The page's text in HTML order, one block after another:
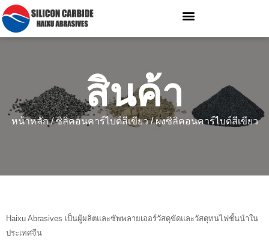
สินค้า
หน้าหลัก/ซิลิคอนคาร์ไบด์สีเขียว/ ผงซิลิคอนคาร์ไบด์สีเขียว
Haixu Abrasives เป็นผู้ผลิตและซัพพลายเออร์วัสดุขัดและวัสดุทนไฟชั้นนำใน
ประเทศจีน